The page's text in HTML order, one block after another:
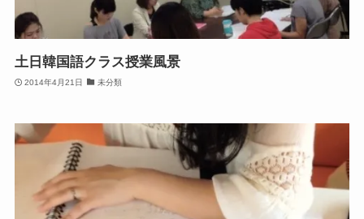
土日韓国語クラス授業風景
2014年4月21日 未分類